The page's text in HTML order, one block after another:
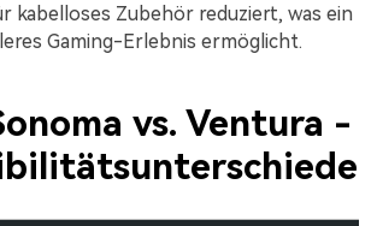
kabelloses Zubehör reduziert, was ein
Gaming-Erlebnis ermöglicht.
vs. Ventura -